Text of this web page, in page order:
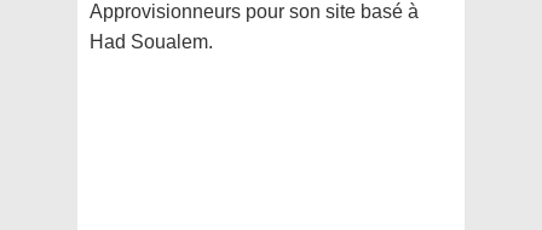
Approvisionneurs pour son site basé à
Had Soualem.